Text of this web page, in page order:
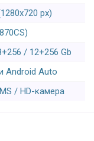
px)
/ 12+256 Gb
Android Auto
/ HD-камера